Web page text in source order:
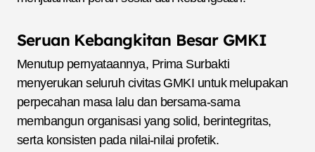
Seruan Kebangkitan Besar GMKI
Menutup pernyataannya, Prima Surbakti
menyerukan seluruh civitas GMKI untuk melupakan
perpecahan masa lalu dan bersama-sama
membangun organisasi yang solid, berintegritas,
serta konsisten pada nilai-nilai profetik.